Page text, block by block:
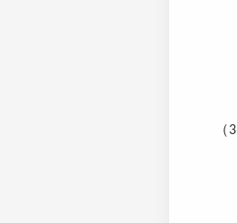
（3